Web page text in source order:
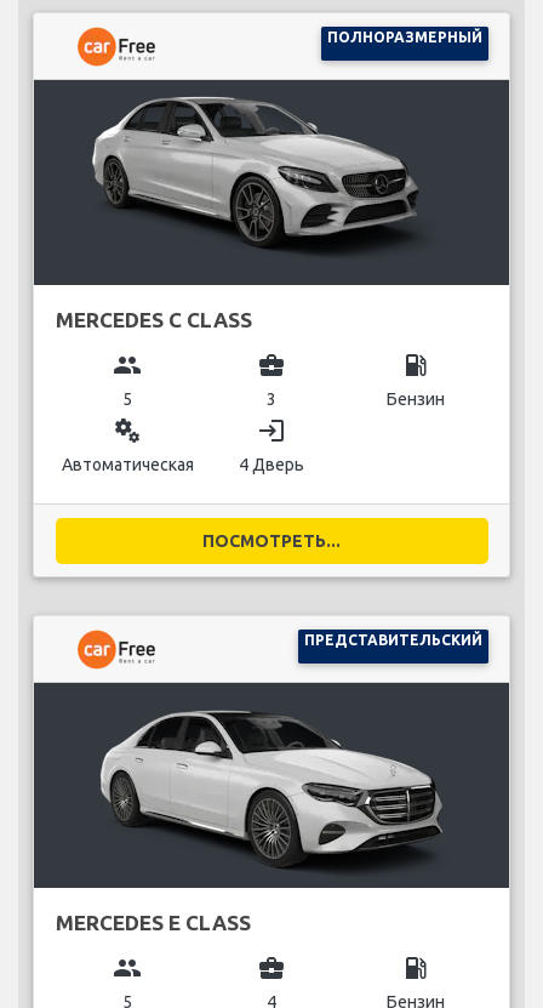
ПОЛНОРАЗМЕРНЫЙ
MERCEDES C CLASS
group
5
business_center
3
local_gas_station
Бензин
miscellaneous_services
Автоматическая
login
4 Дверь
ПОСМОТРЕТЬ...
ПРЕДСТАВИТЕЛЬСКИЙ
MERCEDES E CLASS
group
5
business_center
4
local_gas_station
Бензин